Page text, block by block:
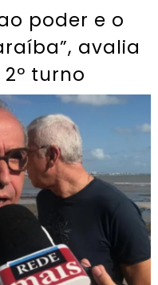
poder e o
avalia
turno